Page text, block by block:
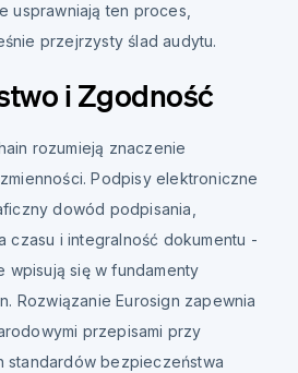
usprawniają ten proces,
przejrzysty ślad audytu.
i Zgodność
rozumieją znaczenie
Podpisy elektroniczne
dowód podpisania,
czasu i integralność dokumentu -
wpisują się w fundamenty
Rozwiązanie Eurosign zapewnia
przepisami przy
standardów bezpieczeństwa